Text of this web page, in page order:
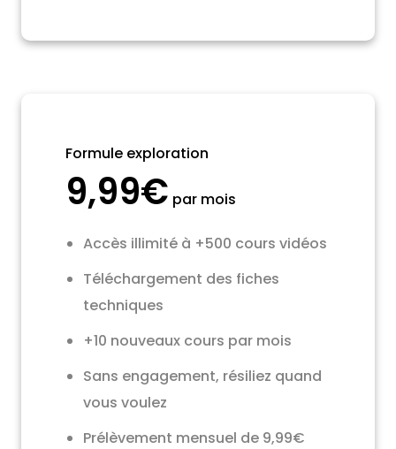
Formule exploration
9,99€ par mois
Accès illimité à +500 cours vidéos
Téléchargement des fiches
techniques
+10 nouveaux cours par mois
Sans engagement, résiliez quand
vous voulez
Prélèvement mensuel de 9,99€